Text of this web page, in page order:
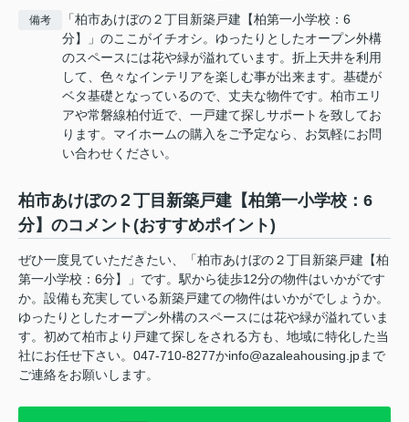
備考
「柏市あけぼの２丁目新築戸建【柏第一小学校：6
分】」のここがイチオシ。ゆったりとしたオープン外構
のスペースには花や緑が溢れています。折上天井を利用
して、色々なインテリアを楽しむ事が出来ます。基礎が
ベタ基礎となっているので、丈夫な物件です。柏市エリ
アや常磐線柏付近で、一戸建て探しサポートを致してお
ります。マイホームの購入をご予定なら、お気軽にお問
い合わせください。
柏市あけぼの２丁目新築戸建【柏第一小学校：6
分】のコメント(おすすめポイント)
ぜひ一度見ていただきたい、「柏市あけぼの２丁目新築戸建【柏
第一小学校：6分】」です。駅から徒歩12分の物件はいかがです
か。設備も充実している新築戸建ての物件はいかがでしょうか。
ゆったりとしたオープン外構のスペースには花や緑が溢れていま
す。初めて柏市より戸建て探しをされる方も、地域に特化した当
社にお任せ下さい。047-710-8277かinfo@azaleahousing.jpまで
ご連絡をお願いします。